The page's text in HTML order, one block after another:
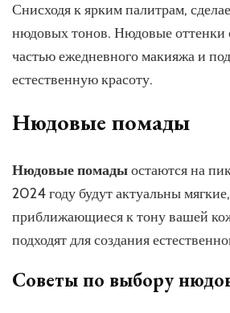
Снисходя к ярким палитрам,
нюдовых тонов. Нюдовые оттенки
частью ежедневного макияжа и
естественную красоту.
Нюдовые помады
Нюдовые помадыостаются на
2024 году будут актуальны
приближающиеся к тону вашей
подходят для создания
Советы по выбору